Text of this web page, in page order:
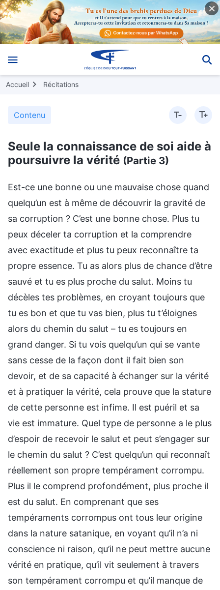
Accueil Récitations
Contenu
Seule la connaissance de soi aide à
poursuivre la vérité (Partie 3)
Est-ce une bonne ou une mauvaise chose quand
quelqu’un est à même de découvrir la gravité de
sa corruption ? C’est une bonne chose. Plus tu
peux déceler ta corruption et la comprendre
avec exactitude et plus tu peux reconnaître ta
propre essence. Tu as alors plus de chance d’être
sauvé et tu es plus proche du salut. Moins tu
décèles tes problèmes, en croyant toujours que
tu es bon et que tu vas bien, plus tu t’éloignes
alors du chemin du salut – tu es toujours en
grand danger. Si tu vois quelqu’un qui se vante
sans cesse de la façon dont il fait bien son
devoir, et de sa capacité à échanger sur la vérité
et à pratiquer la vérité, cela prouve que la stature
de cette personne est infime. Il est puéril et sa
vie est immature. Quel type de personne a le plus
d’espoir de recevoir le salut et peut s’engager sur
le chemin du salut ? C’est quelqu’un qui reconnaît
réellement son propre tempérament corrompu.
Plus il le comprend profondément, plus proche il
est du salut. En comprenant que ses
tempéraments corrompus ont tous leur origine
dans la nature satanique, en voyant qu’il n’a ni
conscience ni raison, qu’il ne peut mettre aucune
vérité en pratique, qu’il vit seulement à travers
son tempérament corrompu et qu’il manque de